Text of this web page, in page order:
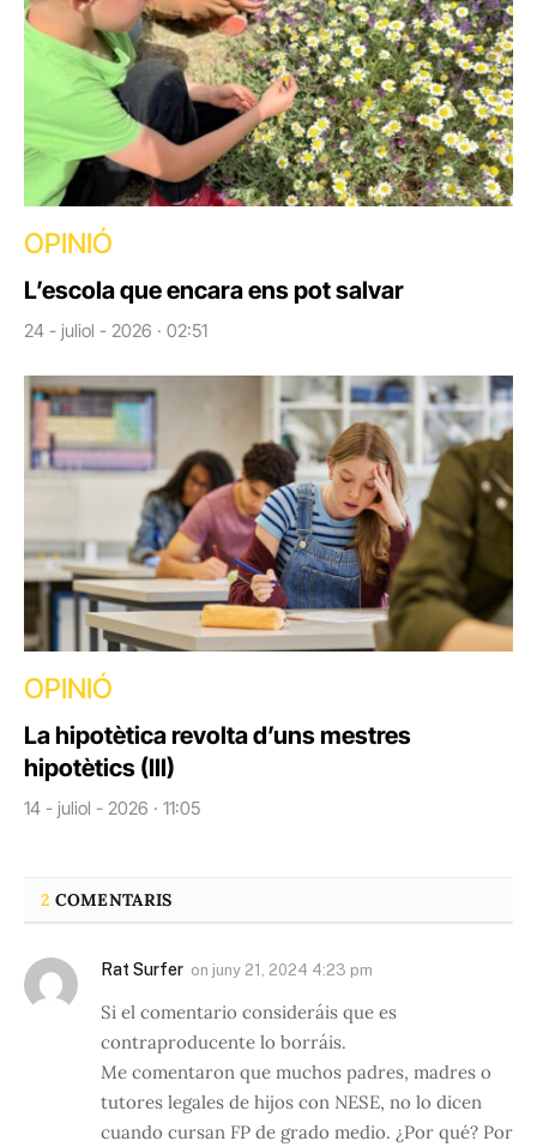
OPINIÓ
L’escola que encara ens pot salvar
24 - juliol - 2026 · 02:51
OPINIÓ
La hipotètica revolta d’uns mestres
hipotètics (III)
14 - juliol - 2026 · 11:05
2 COMENTARIS
Rat Surfer on juny 21, 2024 4:23 pm
Si el comentario consideráis que es
contraproducente lo borráis.
Me comentaron que muchos padres, madres o
tutores legales de hijos con NESE, no lo dicen
cuando cursan FP de grado medio. ¿Por qué? Por